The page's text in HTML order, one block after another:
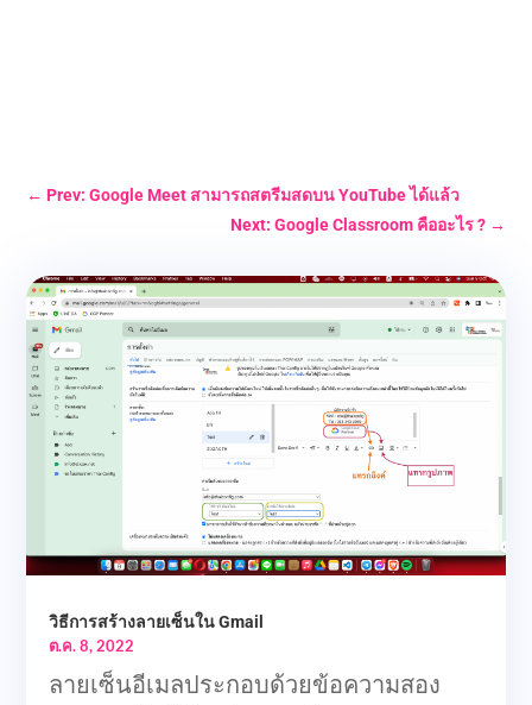
←Prev: Google Meet สามารถสตรีมสดบน YouTube ได้แล้ว
Next: Google Classroom คืออะไร ?→
วิธีการสร้างลายเซ็นใน Gmail
ต.ค. 8, 2022
ลายเซ็นอีเมลประกอบด้วยข้อความสอง